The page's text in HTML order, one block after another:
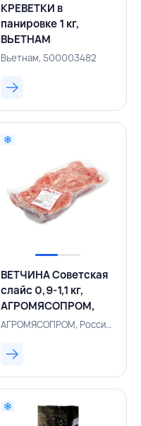
КРЕВЕТКИ в
панировке 1 кг,
ВЬЕТНАМ
Вьетнам, 500003482
ВЕТЧИНА Советская
слайс 0,9-1,1 кг,
АГРОМЯСОПРОМ,
РОССИЯ
АГРОМЯСОПРОМ, Россия, 109000557